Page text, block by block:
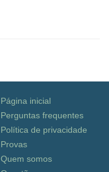
Página inicial
Perguntas frequentes
Política de privacidade
Provas
Quem somos